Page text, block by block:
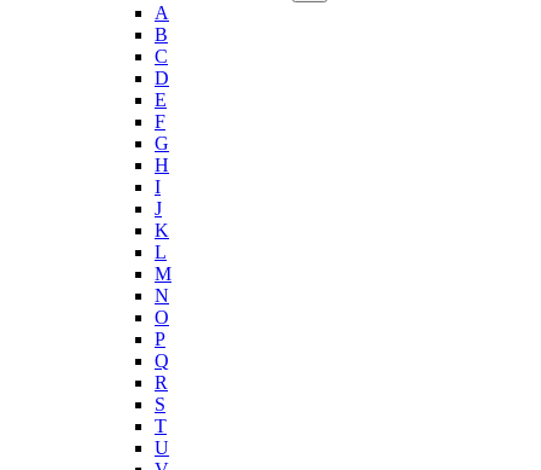
A
B
C
D
E
F
G
H
I
J
K
L
M
N
O
P
Q
R
S
T
U